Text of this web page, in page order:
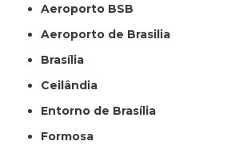
Aeroporto BSB
Aeroporto de Brasilia
Brasília
Ceilândia
Entorno de Brasília
Formosa